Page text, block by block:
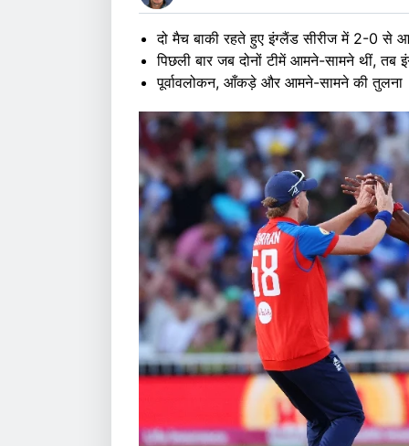
दो मैच बाकी रहते हुए इंग्लैंड सीरीज में 2-0 से
पिछली बार जब दोनों टीमें आमने-सामने थीं, तब
पूर्वावलोकन, आँकड़े और आमने-सामने की तुलना